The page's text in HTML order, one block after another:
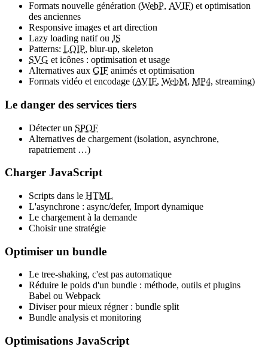
Formats nouvelle génération (WebP, AVIF) et optimisation
des anciennes
Responsive images et art direction
Lazy loading natif ou JS
Patterns: LQIP, blur-up, skeleton
SVG et icônes : optimisation et usage
Alternatives aux GIF animés et optimisation
Formats vidéo et encodage (AVIF, WebM, MP4, streaming)
Le danger des services tiers
Détecter un SPOF
Alternatives de chargement (isolation, asynchrone,
rapatriement …)
Charger JavaScript
Scripts dans le HTML
L'asynchrone : async/defer, Import dynamique
Le chargement à la demande
Choisir une stratégie
Optimiser un bundle
Le tree-shaking, c'est pas automatique
Réduire le poids d'un bundle : méthode, outils et plugins
Babel ou Webpack
Diviser pour mieux régner : bundle split
Bundle analysis et monitoring
Optimisations JavaScript